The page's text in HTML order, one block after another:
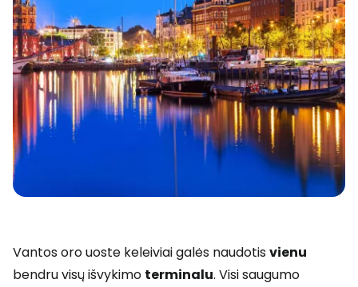
Vantos oro uoste keleiviai galės naudotisvienu
bendru visų išvykimo terminalu. Visi saugumo